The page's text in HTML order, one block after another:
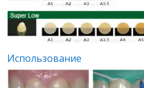
Использование